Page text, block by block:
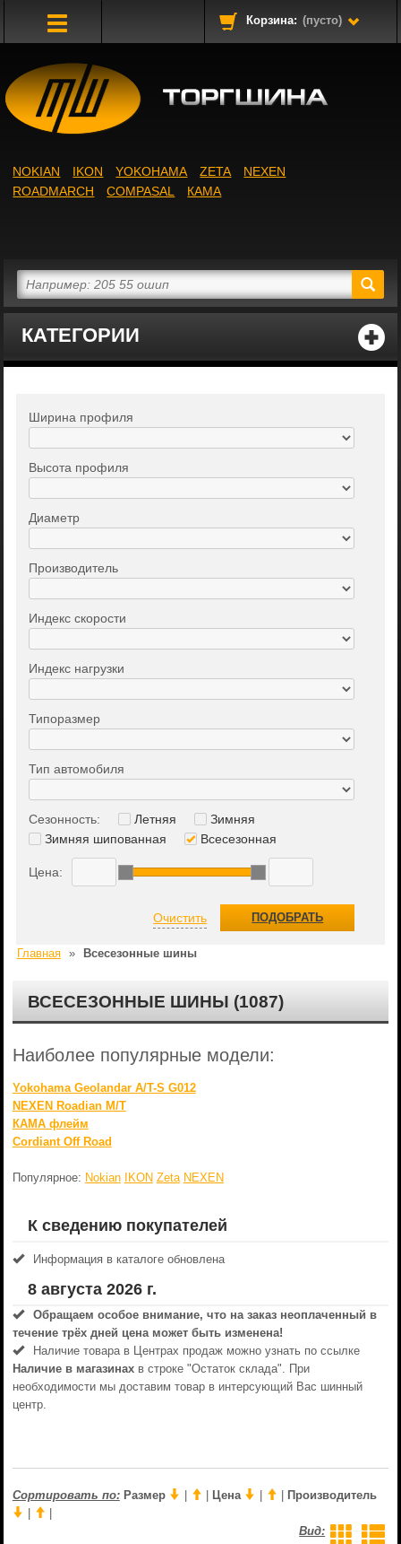
Корзина: (пусто)
КАТЕГОРИИ
NOKIAN IKON YOKOHAMA ZETA
NEXEN
ROADMARCH
COMPASAL КАМА
Главная » Всесезонные шины
ВСЕСЕЗОННЫЕ ШИНЫ (1087)
Наиболее популярные модели:
Yokohama Geolandar A/T-S G012
NEXEN Roadian M/T
КАМА флейм
Cordiant Off Road
Популярное: Nokian IKON Zeta NEXEN
К сведению покупателей
Информация в каталоге обновлена
8 августа 2026 г.
Обращаем особое внимание, что на заказ неоплаченный в
течениe трёх дней цена может быть изменена!
Наличие товара в Центрах продаж можно узнать по ссылке
Наличие в магазинахв строке "Остаток склада". При
необходимости мы доставим товар в интерсующий Вас шинный
центр.
Сортировать по: Размер Цена
Производитель
Вид:
Ширина профиля
Высота профиля
Диаметр
Производитель
Индекс скорости
Индекс нагрузки
Типоразмер
Тип автомобиля
Сезонность: Летняя
Зимняя
Зимняя шипованная
Всесезонная
Цена:
Очистить ПОДОБРАТЬ